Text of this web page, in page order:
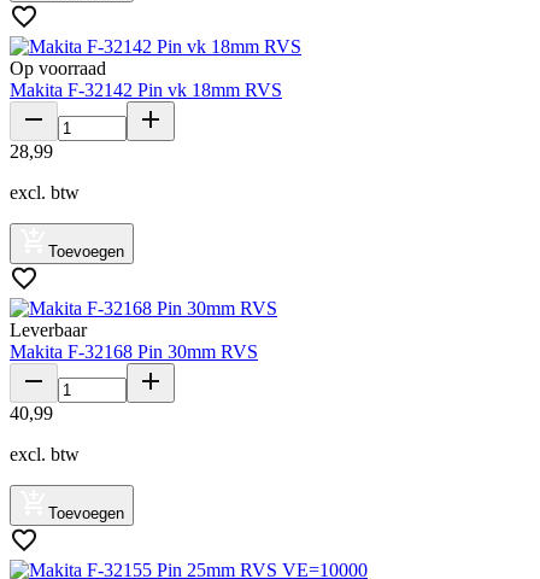
Op voorraad
Makita F-32142 Pin vk 18mm RVS
28,99
excl. btw
Toevoegen
Leverbaar
Makita F-32168 Pin 30mm RVS
40,99
excl. btw
Toevoegen